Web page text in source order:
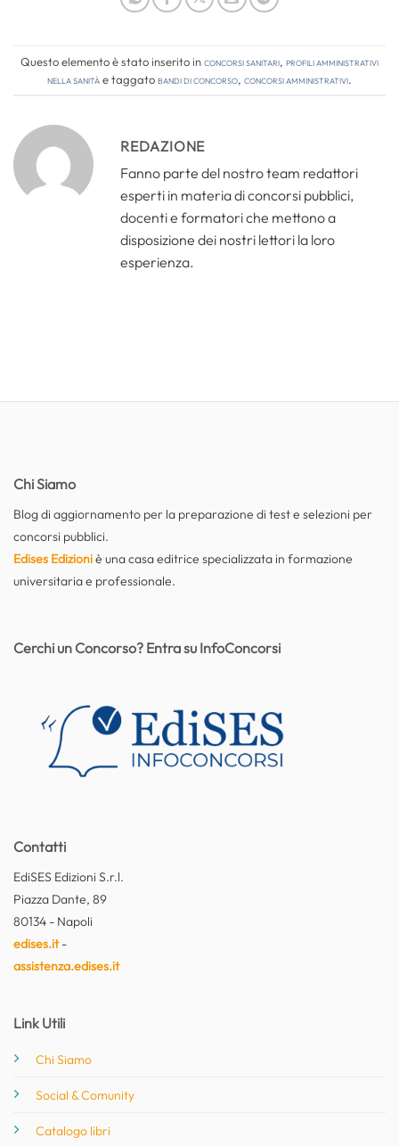
Questo elemento è stato inserito inConcorsi Sanitari, Profili amministrativi
nella sanitàe taggatobandi di concorso, concorsi amministrativi.
REDAZIONE
Fanno parte del nostro team redattori
esperti in materia di concorsi pubblici,
docenti e formatori che mettono a
disposizione dei nostri lettori la loro
esperienza.
Chi Siamo
Blog di aggiornamento per la preparazione di test e selezioni per
concorsi pubblici.
Edises Edizioniè una casa editrice specializzata in formazione
universitaria e professionale.
Contatti
EdiSES Edizioni S.r.l.
Piazza Dante, 89
80134 - Napoli
edises.it-
assistenza.edises.it
Link Utili
Chi Siamo
Social & Comunity
Catalogo libri
Cerchi un Concorso? Entra su InfoConcorsi